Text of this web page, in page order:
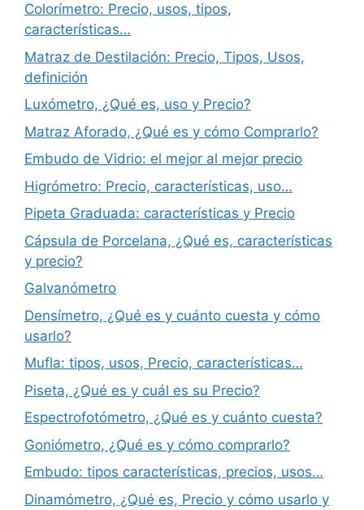
Colorímetro: Precio, usos, tipos,
características…
Matraz de Destilación: Precio, Tipos, Usos,
definición
Luxómetro, ¿Qué es, uso y Precio?
Matraz Aforado, ¿Qué es y cómo Comprarlo?
Embudo de Vidrio: el mejor al mejor precio
Higrómetro: Precio, características, uso…
Pipeta Graduada: características y Precio
Cápsula de Porcelana, ¿Qué es, características
y precio?
Galvanómetro
Densímetro, ¿Qué es y cuánto cuesta y cómo
usarlo?
Mufla: tipos, usos, Precio, características…
Piseta, ¿Qué es y cuál es su Precio?
Espectrofotómetro, ¿Qué es y cuánto cuesta?
Goniómetro, ¿Qué es y cómo comprarlo?
Embudo: tipos características, precios, usos…
Dinamómetro, ¿Qué es, Precio y cómo usarlo y